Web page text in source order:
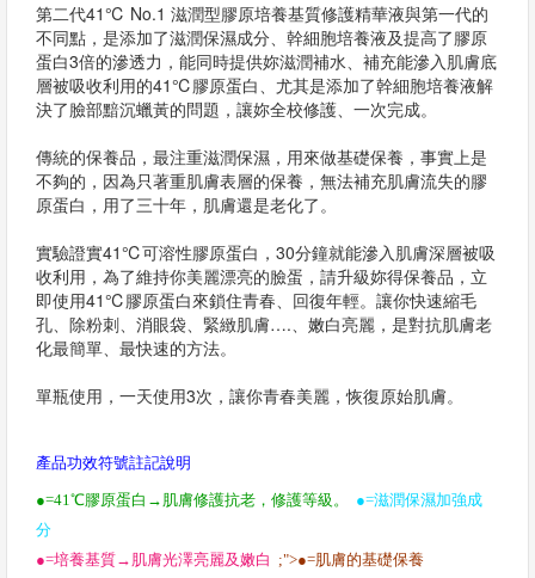
第二代41℃ No.1 滋潤型膠原培養基質修護精華液與第一代的
不同點，是添加了滋潤保濕成分、幹細胞培養液及提高了膠原
蛋白3倍的滲透力，能同時提供妳滋潤補水、補充能滲入肌膚底
層被吸收利用的41℃膠原蛋白、尤其是添加了幹細胞培養液解
決了臉部黯沉蠟黃的問題，讓妳全校修護、一次完成。
傳統的保養品，最注重滋潤保濕，用來做基礎保養，事實上是
不夠的，因為只著重肌膚表層的保養，無法補充肌膚流失的膠
原蛋白，用了三十年，肌膚還是老化了。
實驗證實41℃可溶性膠原蛋白，30分鐘就能滲入肌膚深層被吸
收利用，為了維持你美麗漂亮的臉蛋，請升級妳得保養品，立
即使用41℃膠原蛋白來鎖住青春、回復年輕。讓你快速縮毛
孔、除粉刺、消眼袋、緊緻肌膚….、嫩白亮麗，是對抗肌膚老
化最簡單、最快速的方法。
單瓶使用，一天使用3次，讓你青春美麗，恢復原始肌膚。
產品功效符號註記說明
●=41℃膠原蛋白→肌膚修護抗老，修護等級。 ●=滋潤保濕加強成
分
●=培養基質→肌膚光澤亮麗及嫩白 ;">●=肌膚的基礎保養